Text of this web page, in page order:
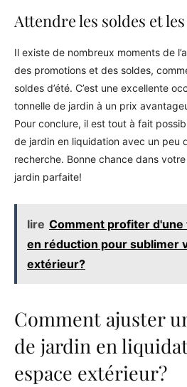
Attendre les soldes et
Il existe de nombreux moments de
des promotions et des soldes,
soldes d’été. C’est une excellente
tonnelle de jardin à un prix
Pour conclure, il est tout à fait
de jardin en liquidation avec un peu
recherche. Bonne chance dans
jardin parfaite!
lire Comment profiter d'une
en réduction pour sublimer
extérieur?
Comment ajuster
de jardin en
espace extérieur?